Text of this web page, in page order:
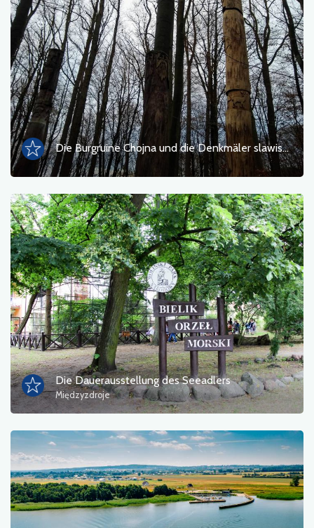
Die Burgruine Chojna und die Denkmäler slawischer Götter
Die Dauerausstellung des Seeadlers
Międzyzdroje
Fotos
Sonstiges
sortieren nach
OK